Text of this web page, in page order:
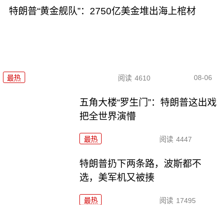
特朗普“黄金舰队”：2750亿美金堆出海上棺材
最热 阅读 4610 08-06
五角大楼“罗生门”：特朗普这出戏
把全世界演懵
最热 阅读 4447
特朗普扔下两条路，波斯都不
选，美军机又被揍
最热 阅读 17495